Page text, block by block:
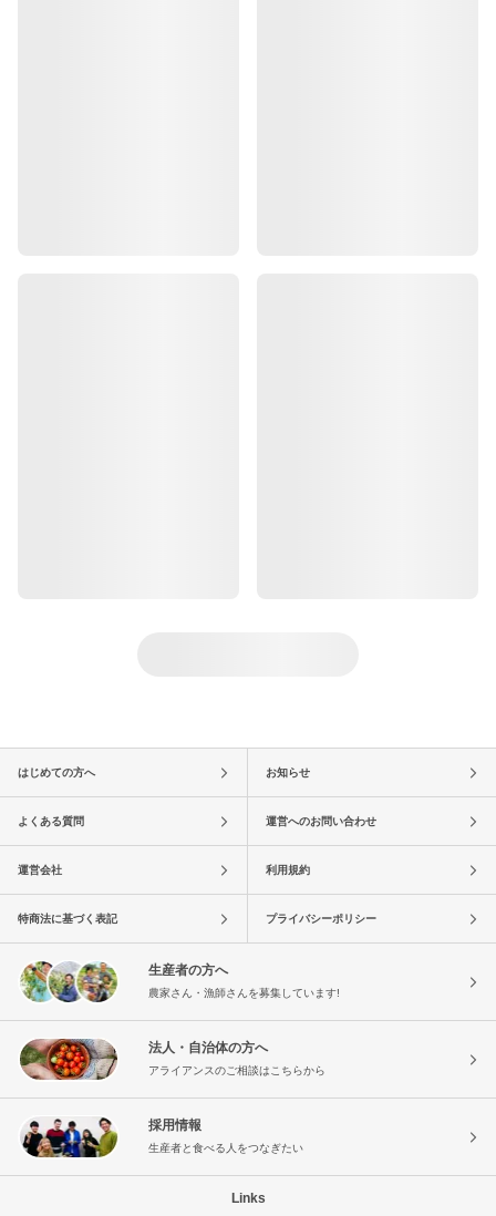
はじめての方へ お知らせ
よくある質問 運営へのお問い合わせ
運営会社 利用規約
特商法に基づく表記 プライバシーポリシー
生産者の方へ
農家さん・漁師さんを募集しています!
法人・自治体の方へ
アライアンスのご相談はこちらから
採用情報
生産者と食べる人をつなぎたい
Links